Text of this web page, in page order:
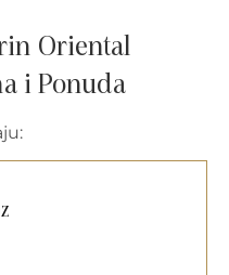
Oriental
i Ponuda